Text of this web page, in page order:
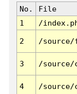
No. File
1
/
2 /source/
3 /source/
4 /source/